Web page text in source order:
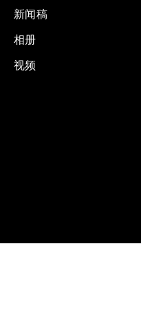
新闻稿
相册
视频